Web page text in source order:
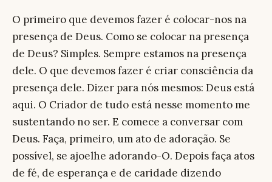
O primeiro que devemos fazer é colocar-nos na
presença de Deus. Como se colocar na presença
de Deus? Simples. Sempre estamos na presença
dele. O que devemos fazer é criar consciência da
presença dele. Dizer para nós mesmos: Deus está
aqui. O Criador de tudo está nesse momento me
sustentando no ser. E comece a conversar com
Deus. Faça, primeiro, um ato de adoração. Se
possível, se ajoelhe adorando-O. Depois faça atos
de fé, de esperança e de caridade dizendo